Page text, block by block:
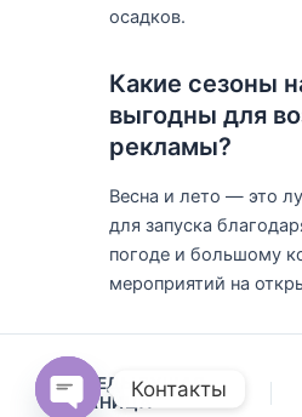
осадков.
Какие сезоны
выгодны для
рекламы?
Весна и лето — это
для запуска
погоде и большому
мероприятий на
ПРЕДЫДУЩАЯ
СТРАНИЦА
Контакты